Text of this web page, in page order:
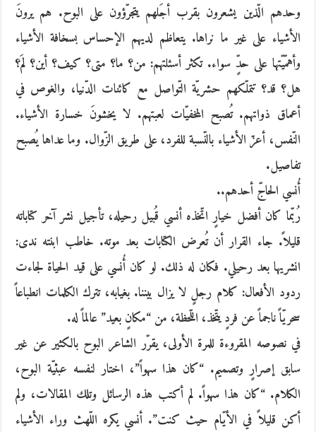
وحدهم الّذين يشعرون بقرب أجَلهم يتجرّؤون على البوح. هم يرونَ
الأشياء على غير ما نراها. يتعاظم لديهم الإحساس بسخافة الأشياء
وأهمّيّتها على حدٍّ سواء. تكثر أسئلتهم: من؟ ما؟ متى؟ كيف؟ أين؟ لمَ؟
هل؟ قد؟ تتملّكهم حشريّة التّواصل مع كائنات الدّنيا، والغوص في
أعماق ذواتهم. تُصبح المخفيّات لعبتهم. لا يخشونَ خسارة الأشياء.
النّفس، أعزّ الأشياء بالنّسبة للفرد، على طريق الزّوال. وما عداها يُصبح
تفاصيل.
أُنسي الحاجّ أحدهم..
رُبّما كان أفضل خيارٍ اتّخذه أنسي قُبيل رحيله، تأجيل نشر آخر كتاباته
قليلاً. جاء القرار أن تُعرض الكتابات بعد موته. خاطب ابنته ندى:
انشريها بعد رحيلي. فكان له ذلك. لو كان أُنسي على قيد الحياة لجاءت
ردود الأفعال: كلام رجلٍ لا يزال بيننا. بغيابه، تترك الكلمات انطباعاً
سحريّاً ناجماً عن فردٍ يتّخذ، اللّحظة، من “مكانٍ بعيد” عالماً له.
في نصوصه المقروءة للمرة الأولى، يقرّر الشاعر البوح بالكثير عن غير
سابق إصرارٍ وتصميم. “كان هذا سهواً”، اختار لنفسه عبثيّة البوح،
الكلام. “كان هذا سهواً. لم أكتب هذه الرسائل وتلك المقالات، ولم
أكن قليلاً في الأيّام حيث كنت”. أنسي يكره اللّهث وراء الأشياء